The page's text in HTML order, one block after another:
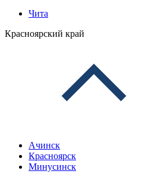
Чита
Красноярский край
Ачинск
Красноярск
Минусинск